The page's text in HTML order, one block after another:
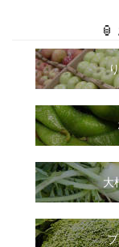
🏮
大